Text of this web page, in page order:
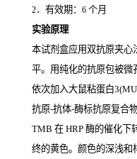
2．有效期： 6 个月
实验原理
本试剂盒应用双抗原夹心
平。用纯化的抗原包被微
依次加入大鼠粘蛋白
抗原-抗体-酶标抗原复合
TMB 在 HRP 酶的催化下
终的黄色。颜色的深浅和